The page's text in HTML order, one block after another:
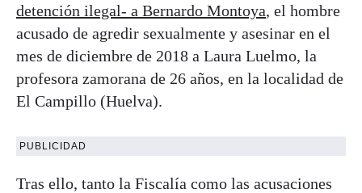
detención ilegal- a Bernardo Montoya, el hombre
acusado de agredir sexualmente y asesinar en el
mes de diciembre de 2018 a Laura Luelmo, la
profesora zamorana de 26 años, en la localidad de
El Campillo (Huelva).
PUBLICIDAD
Tras ello, tanto la Fiscalía como las acusaciones